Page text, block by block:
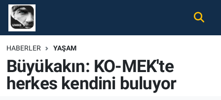
HABERLER YAŞAM
Büyükakın: KO-MEK'te
herkes kendini buluyor
Gündem
Ekonomi
Spor
Nöbetçi Eczaneler
Hava Durumu
Namaz Vakitleri